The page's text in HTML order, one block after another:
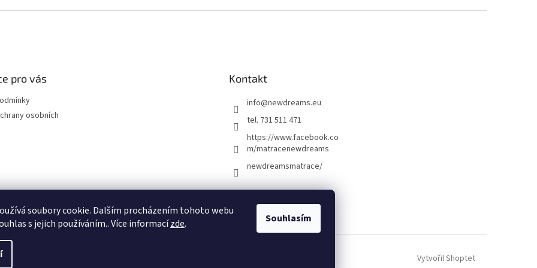
soubory cookie. Dalším procházením tohoto webu
s jejich používáním.. Více informacízde. Souhlasím
pro vás
osobních
Kontakt
info@newdreams.eu
tel. 731 511 471
https://www.facebook.co
m/matracenewdreams
newdreamsmatrace/
Vytvořil Shoptet